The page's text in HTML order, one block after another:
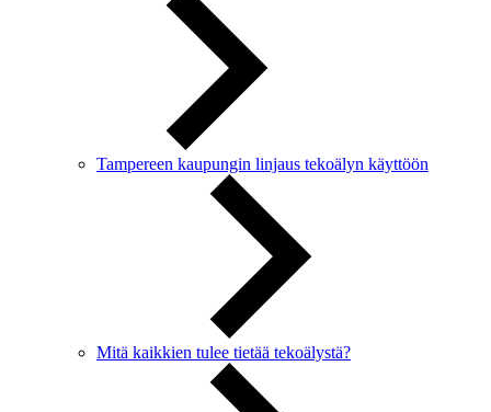
Tampereen kaupungin linjaus tekoälyn käyttöön
Mitä kaikkien tulee tietää tekoälystä?